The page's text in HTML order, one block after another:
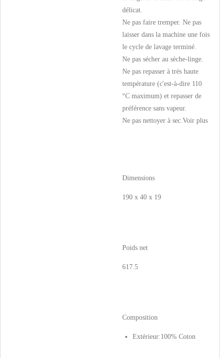
délicat.
Ne pas faire tremper. Ne pas
laisser dans la machine une fois
le cycle de lavage terminé.
Ne pas sécher au sèche-linge.
Ne pas repasser à très haute
température (c'est-à-dire 110
°C maximum) et repasser de
préférence sans vapeur.
Ne pas nettoyer à sec.Voir plus
Dimensions
190 x 40 x 19
Poids net
617.5
Composition
Extérieur:100% Coton